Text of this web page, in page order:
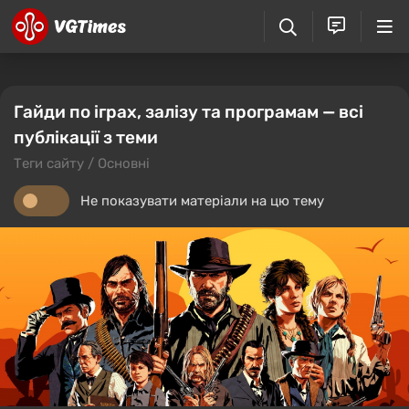
Гайди по іграх, залізу та програмам — всі
публікації з теми
Теги сайту / Основні
Не показувати матеріали на цю тему